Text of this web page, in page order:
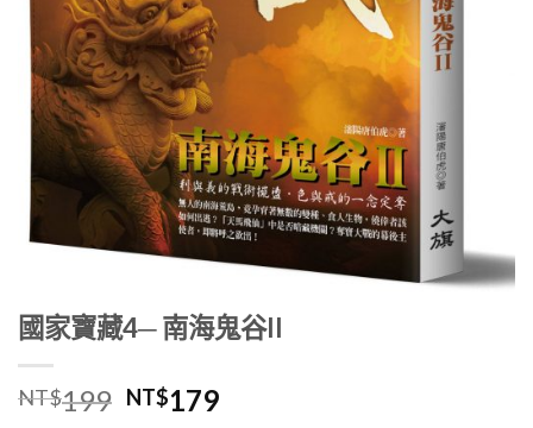
國家寶藏4─ 南海鬼谷II
NT$199 NT$179